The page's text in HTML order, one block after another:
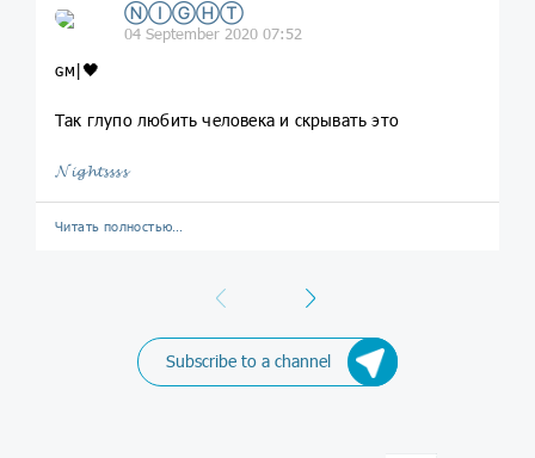
ⓃⒾⒼⒽⓉ
04 September 2020 07:52
ɢм|🖤
Так глупо любить человека и скрывать это
𝓝𝓲𝓰𝓱𝓽𝓼𝓼𝓼𝓼
Читать полностью…
PreviousNext
Subscribe to a channel